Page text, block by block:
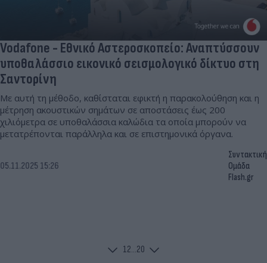
Vodafone - Εθνικό Αστεροσκοπείο: Αναπτύσσουν
υποθαλάσσιο εικονικό σεισμολογικό δίκτυο στη
Σαντορίνη
Με αυτή τη μέθοδο, καθίσταται εφικτή η παρακολούθηση και η
μέτρηση ακουστικών σημάτων σε αποστάσεις έως 200
χιλιόμετρα σε υποθαλάσσια καλώδια τα οποία μπορούν να
μετατρέπονται παράλληλα και σε επιστημονικά όργανα.
05.11.2025 15:26
Συντακτική
Ομάδα
Flash.gr
12...20